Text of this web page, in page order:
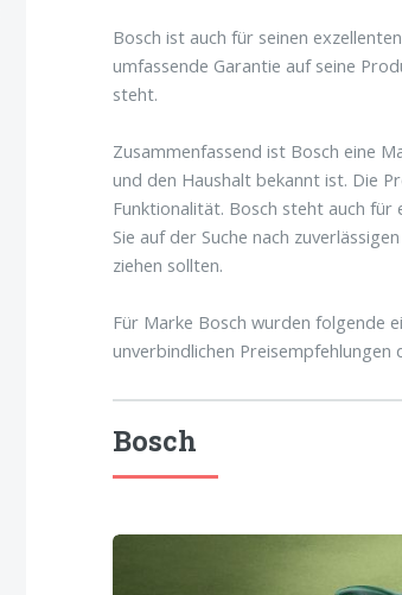
Bosch ist auch für seinen
umfassende Garantie auf seine
steht.
Zusammenfassend ist Bosch eine
und den Haushalt bekannt ist. Die
Funktionalität. Bosch steht auch für
Sie auf der Suche nach
ziehen sollten.
Für Marke Bosch wurden folgende
unverbindlichen Preisempfehlungen
Bosch